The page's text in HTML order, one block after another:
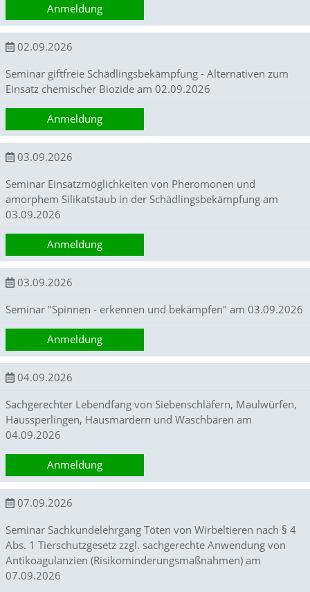
u
s
g
w
ä
l
i
s
t
D
a
s
t
i
v
e
n
d
i
s
r
C
o
k
e
r
t
s
c
Anmeldung
02.09.2026
Seminar giftfreie Schädlingsbekämpfung - Alternativen zum
Einsatz chemischer Biozide am 02.09.2026
Anmeldung
03.09.2026
Seminar Einsatzmöglichkeiten von Pheromonen und
amorphem Silikatstaub in der Schädlingsbekämpfung am
03.09.2026
Anmeldung
03.09.2026
Seminar "Spinnen - erkennen und bekämpfen" am 03.09.2026
Anmeldung
04.09.2026
Sachgerechter Lebendfang von Siebenschläfern, Maulwürfen,
Haussperlingen, Hausmardern und Waschbären am
04.09.2026
Anmeldung
07.09.2026
Seminar Sachkundelehrgang Töten von Wirbeltieren nach § 4
Abs. 1 Tierschutzgesetz zzgl. sachgerechte Anwendung von
Antikoagulanzien (Risikominderungsmaßnahmen) am
07.09.2026